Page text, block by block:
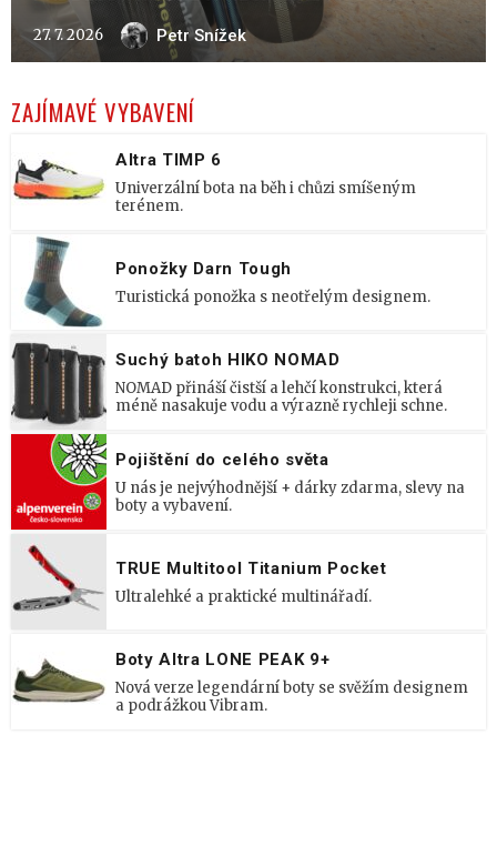
27. 7. 2026 Petr Snížek
ZAJÍMAVÉ VYBAVENÍ
Altra TIMP 6
Univerzální bota na běh i chůzi smíšeným
terénem.
Ponožky Darn Tough
Turistická ponožka s neotřelým designem.
Suchý batoh HIKO NOMAD
NOMAD přináší čistší a lehčí konstrukci, která
méně nasakuje vodu a výrazně rychleji schne.
Pojištění do celého světa
U nás je nejvýhodnější + dárky zdarma, slevy na
boty a vybavení.
TRUE Multitool Titanium Pocket
Ultralehké a praktické multinářadí.
Boty Altra LONE PEAK 9+
Nová verze legendární boty se svěžím designem
a podrážkou Vibram.